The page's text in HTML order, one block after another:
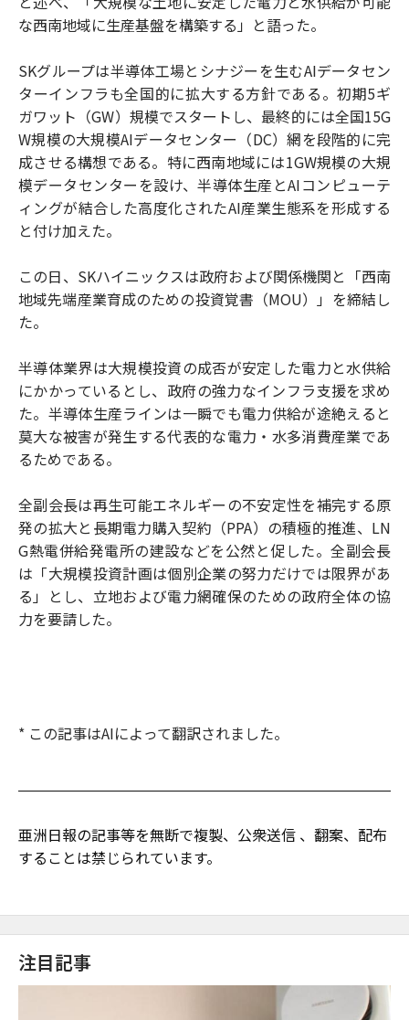
な西南地域に生産基盤を構築する」と語った。
SKグループは半導体工場とシナジーを生むAIデータセン
ターインフラも全国的に拡大する方針である。初期5ギ
ガワット（GW）規模でスタートし、最終的には全国15G
W規模の大規模AIデータセンター（DC）網を段階的に完
成させる構想である。特に西南地域には1GW規模の大規
模データセンターを設け、半導体生産とAIコンピューテ
ィングが結合した高度化されたAI産業生態系を形成する
と付け加えた。
この日、SKハイニックスは政府および関係機関と「西南
地域先端産業育成のための投資覚書（MOU）」を締結し
た。
半導体業界は大規模投資の成否が安定した電力と水供給
にかかっているとし、政府の強力なインフラ支援を求め
た。半導体生産ラインは一瞬でも電力供給が途絶えると
莫大な被害が発生する代表的な電力・水多消費産業であ
るためである。
全副会長は再生可能エネルギーの不安定性を補完する原
発の拡大と長期電力購入契約（PPA）の積極的推進、LN
G熱電併給発電所の建設などを公然と促した。全副会長
は「大規模投資計画は個別企業の努力だけでは限界があ
る」とし、立地および電力網確保のための政府全体の協
力を要請した。
* この記事はAIによって翻訳されました。
亜洲日報の記事等を無断で複製、公衆送信 、翻案、配布
することは禁じられています。
注目記事